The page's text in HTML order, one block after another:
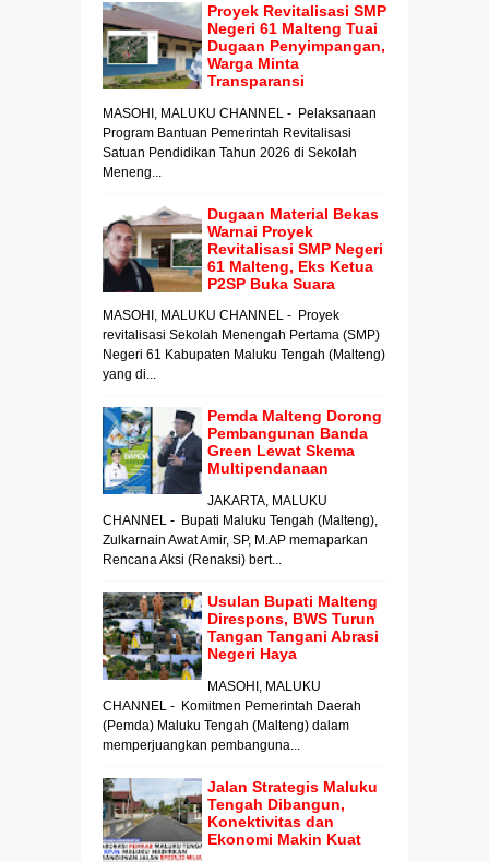
Proyek Revitalisasi SMP
Negeri 61 Malteng Tuai
Dugaan Penyimpangan,
Warga Minta
Transparansi
MASOHI, MALUKU CHANNEL - Pelaksanaan
Program Bantuan Pemerintah Revitalisasi
Satuan Pendidikan Tahun 2026 di Sekolah
Meneng...
Dugaan Material Bekas
Warnai Proyek
Revitalisasi SMP Negeri
61 Malteng, Eks Ketua
P2SP Buka Suara
MASOHI, MALUKU CHANNEL - Proyek
revitalisasi Sekolah Menengah Pertama (SMP)
Negeri 61 Kabupaten Maluku Tengah (Malteng)
yang di...
Pemda Malteng Dorong
Pembangunan Banda
Green Lewat Skema
Multipendanaan
JAKARTA, MALUKU
CHANNEL - Bupati Maluku Tengah (Malteng),
Zulkarnain Awat Amir, SP, M.AP memaparkan
Rencana Aksi (Renaksi) bert...
Usulan Bupati Malteng
Direspons, BWS Turun
Tangan Tangani Abrasi
Negeri Haya
MASOHI, MALUKU
CHANNEL - Komitmen Pemerintah Daerah
(Pemda) Maluku Tengah (Malteng) dalam
memperjuangkan pembanguna...
Jalan Strategis Maluku
Tengah Dibangun,
Konektivitas dan
Ekonomi Makin Kuat